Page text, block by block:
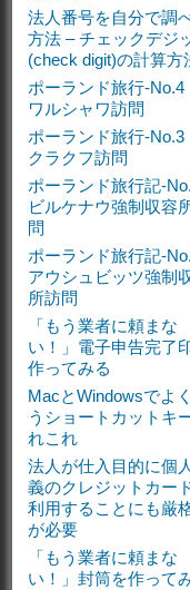
法人番号を自分で調
方法 – チェックデジ
(check digit)の計算方
ポーランド旅行-
ワルシャワ訪問
ポーランド旅行-
クラクフ訪問
ポーランド旅行記-
ビルケナウ強制収容
問
ポーランド旅行記-
アウシュビッツ強制
所訪問
「もう業者に頼まな
い！」電子申告完了
作ってみる
MacとWindowsでよ
うショートカットキ
れこれ
法人が仕入目的に個
義のクレジットカー
利用することにも厳
が必要
「もう業者に頼まな
い！」封筒を作って